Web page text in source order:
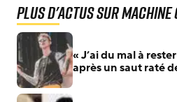
Plus d'actus sur Machine
« J’ai du mal à
après un saut raté